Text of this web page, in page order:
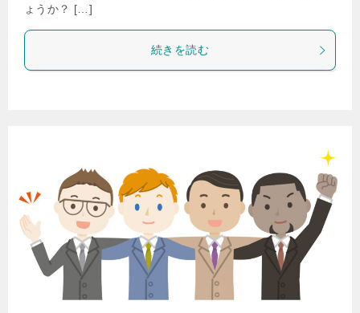
ょうか？ […]
続きを読む